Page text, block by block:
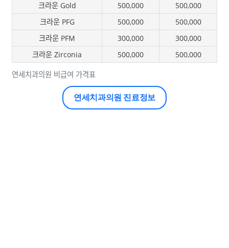
연세치과의원 비급여 가격표
크라운 Gold
500,000
500,000
크라운 PFG
500,000
500,000
크라운 PFM
300,000
300,000
크라운 Zirconia
500,000 500,000
연세치과의원 진료정보